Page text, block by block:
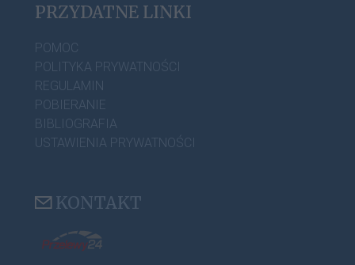
PRZYDATNE LINKI
POMOC
POLITYKA PRYWATNOŚCI
REGULAMIN
POBIERANIE
BIBLIOGRAFIA
USTAWIENIA PRYWATNOŚCI
KONTAKT